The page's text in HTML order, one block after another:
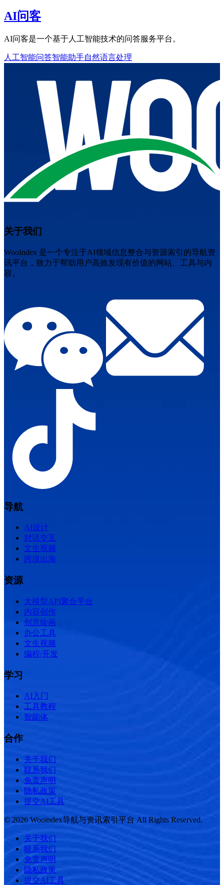
AI问客
AI问客是一个基于人工智能技术的问答服务平台。
人工智能问答智能助手自然语言处理
关于我们
WooIndex 是一个专注于AI领域信息整合与资源索引的导航资
讯平台，致力于帮助用户高效发现有价值的网站、工具与内
容。
导航
AI设计
对话交互
文生视频
跨境出海
资源
大模型API聚合平台
内容创作
创意绘画
办公工具
文生视频
编程/开发
学习
AI入门
工具教程
智能体
合作
关于我们
联系我们
免责声明
隐私政策
提交AI工具
© 2026 Wooindex导航与资讯索引平台 All Rights Reserved.
关于我们
联系我们
免责声明
隐私政策
提交AI工具